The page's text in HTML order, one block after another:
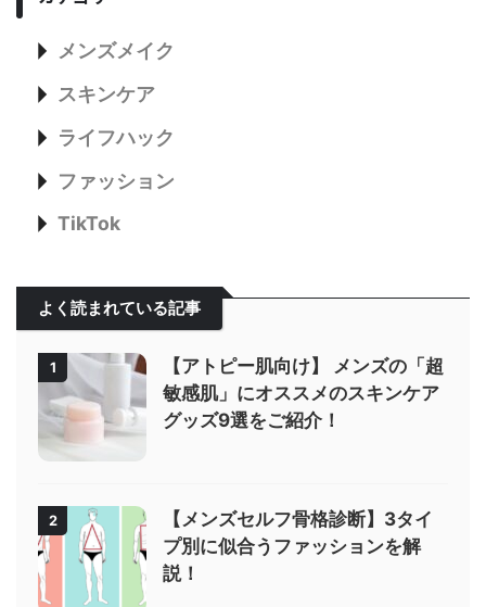
メンズメイク
スキンケア
ライフハック
ファッション
TikTok
よく読まれている記事
1
【アトピー肌向け】 メンズの「超
敏感肌」にオススメのスキンケア
グッズ9選をご紹介！
2
【メンズセルフ骨格診断】3タイ
プ別に似合うファッションを解
説！